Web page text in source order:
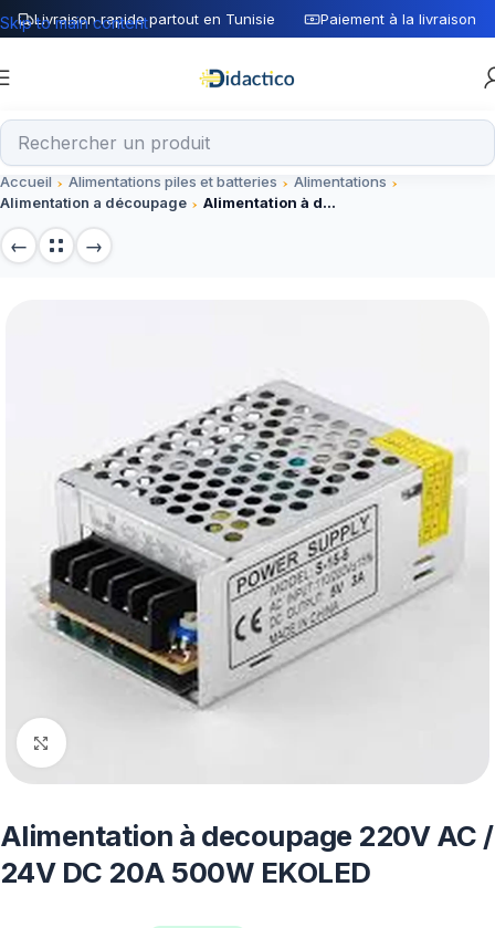
Livraison rapide partout en Tunisie Paiement à la livraison
Skip to main content
Accueil Alimentations piles et batteries
Alimentations
Alimentation a découpage
Alimentation à decoupage 220V AC / 24V DC 20A 500W EKOLED
Click to enlarge
Alimentation à decoupage 220V AC /
24V DC 20A 500W EKOLED